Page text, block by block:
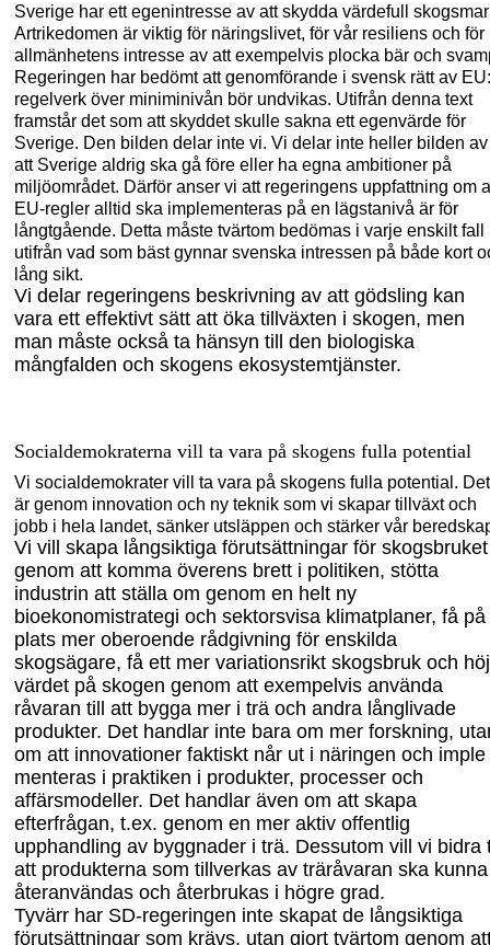
Sverige har ett egenintresse av att skydda värdefull
Artrikedomen är viktig för näringslivet, för vår resiliens och för
allmänhetens intresse av att exempelvis plocka bär och
Regeringen har bedömt att genomförande i svensk rätt av
regelverk över miniminivån bör undvikas. Utifrån denna text
framstår det som att skyddet skulle sakna ett egenvärde för
Sverige. Den bilden delar inte vi. Vi delar inte heller bilden av
att Sverige aldrig ska gå före eller ha egna ambitioner på
miljöområdet. Därför anser vi att regeringens uppfattning om
EU-regler alltid ska implementeras på en lägstanivå är för
långtgående. Detta måste tvärtom bedömas i varje enskilt fall
utifrån vad som bäst gynnar svenska intressen på både kort
lång sikt.
Vi delar regeringens beskrivning av att gödsling kan
vara ett effektivt sätt att öka tillväxten i skogen, men
man måste också ta hänsyn till den biologiska
mångfalden och skogens ekosystemtjänster.
Socialdemokraterna vill ta vara på skogens fulla potential
Vi socialdemokrater vill ta vara på skogens fulla potential. Det
är genom innovation och ny teknik som vi skapar tillväxt och
jobb i hela landet, sänker utsläppen och stärker vår
Vi vill skapa långsiktiga förutsättningar för skogsbruket
genom att komma överens brett i politiken, stötta
industrin att ställa om genom en helt ny
bioekonomistrategi och sektorsvisa klimatplaner, få på
plats mer oberoende rådgivning för enskilda
skogsägare, få ett mer variationsrikt skogsbruk och
värdet på skogen genom att exempelvis använda
råvaran till att bygga mer i trä och andra långlivade
produkter. Det handlar inte bara om mer forskning,
om att innovationer faktiskt når ut i näringen och imple
menteras i praktiken i produkter, processer och
affärsmodeller. Det handlar även om att skapa
efterfrågan, t.ex. genom en mer aktiv offentlig
upphandling av byggnader i trä. Dessutom vill vi bidra
att produkterna som tillverkas av träråvaran ska kunna
återanvändas och återbrukas i högre grad.
Tyvärr har SD-regeringen inte skapat de långsiktiga
förutsättningar som krävs, utan gjort tvärtom genom